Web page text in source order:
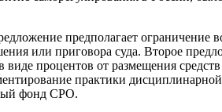
предполагает ограничение
или приговора суда. Второе
процентов от размещения
практики
фонд СРО.